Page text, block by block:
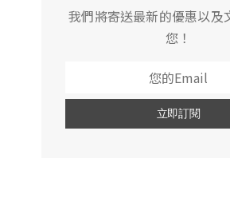
我們將寄送最新的優惠以及
您！